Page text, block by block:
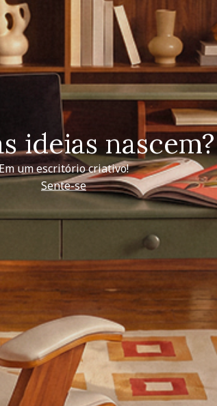
ideias nascem?
um escritório criativo!
Sente-se